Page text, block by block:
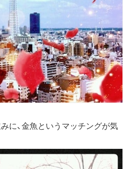
に、金魚というマッチングが気